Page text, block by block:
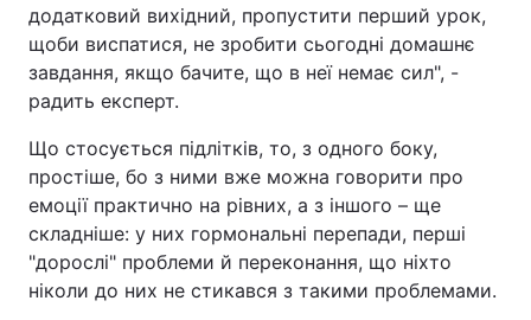
додатковий вихідний, пропустити перший урок,
щоби виспатися, не зробити сьогодні домашнє
завдання, якщо бачите, що в неї немає сил", -
радить експерт.
Що стосується підлітків, то, з одного боку,
простіше, бо з ними вже можна говорити про
емоції практично на рівних, а з іншого – ще
складніше: у них гормональні перепади, перші
"дорослі" проблеми й переконання, що ніхто
ніколи до них не стикався з такими проблемами.